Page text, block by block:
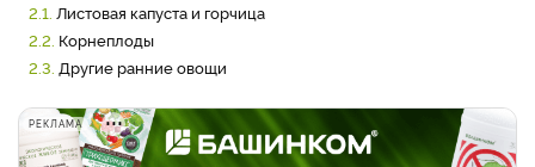
2.1. Листовая капуста и горчица
2.2. Корнеплоды
2.3. Другие ранние овощи
РЕКЛАМА